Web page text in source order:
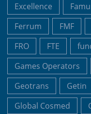
Excellence
Ferrum
FMF
FRO
FTE
Games Operators
Geotrans
Getin
Global Cosmed